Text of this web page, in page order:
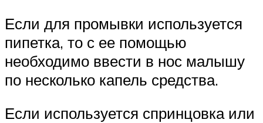
Если для промывки используется
пипетка, то с ее помощью
необходимо ввести в нос малышу
по несколько капель средства.
Если используется спринцовка или